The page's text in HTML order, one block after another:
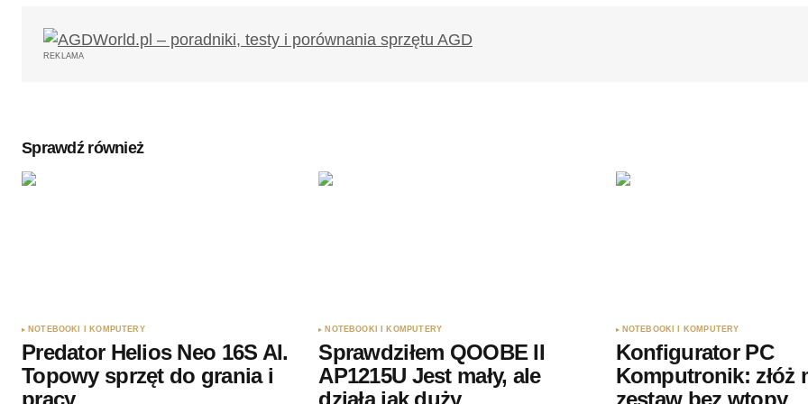
REKLAMA
Sprawdź również
NOTEBOOKI I KOMPUTERY
Predator Helios Neo 16S AI.
Topowy sprzęt do grania i
NOTEBOOKI I KOMPUTERY
Sprawdziłem QOOBE II
AP1215U Jest mały, ale
NOTEBOOKI I KOMPUTERY
Konfigurator PC
Komputronik: złóż